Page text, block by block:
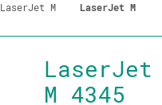
LaserJet M
LaserJet M
LaserJet
M 4345